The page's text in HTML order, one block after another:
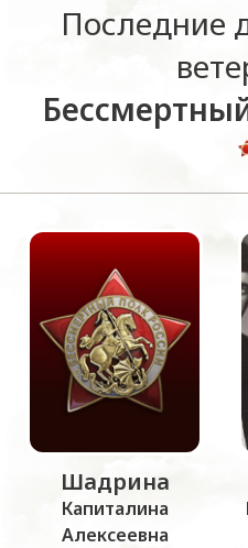
Последние
Шадрина
Капиталина
Алексеевна